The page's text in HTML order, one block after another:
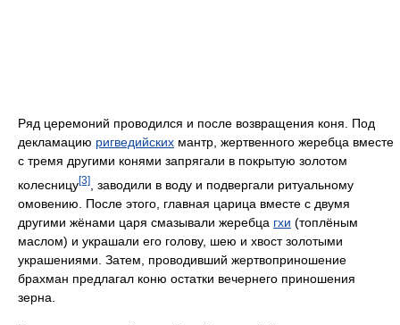
Ряд церемоний проводился и после возвращения коня. Под
декламацию ригведийских мантр, жертвенного жеребца вместе
с тремя другими конями запрягали в покрытую золотом
колесницу[3]
, заводили в воду и подвергали ритуальному
омовению. После этого, главная царица вместе с двумя
другими жёнами царя смазывали жеребца гхи (топлёным
маслом) и украшали его голову, шею и хвост золотыми
украшениями. Затем, проводивший жертвоприношение
брахман предлагал коню остатки вечернего приношения
зерна.